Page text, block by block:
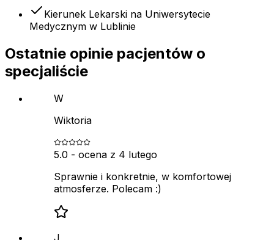
Kierunek Lekarski na Uniwersytecie
Medycznym w Lublinie
Ostatnie opinie pacjentów o
specjaliście
W
Wiktoria
5.0 - ocena z 4 lutego
Sprawnie i konkretnie, w komfortowej
atmosferze. Polecam :)
J